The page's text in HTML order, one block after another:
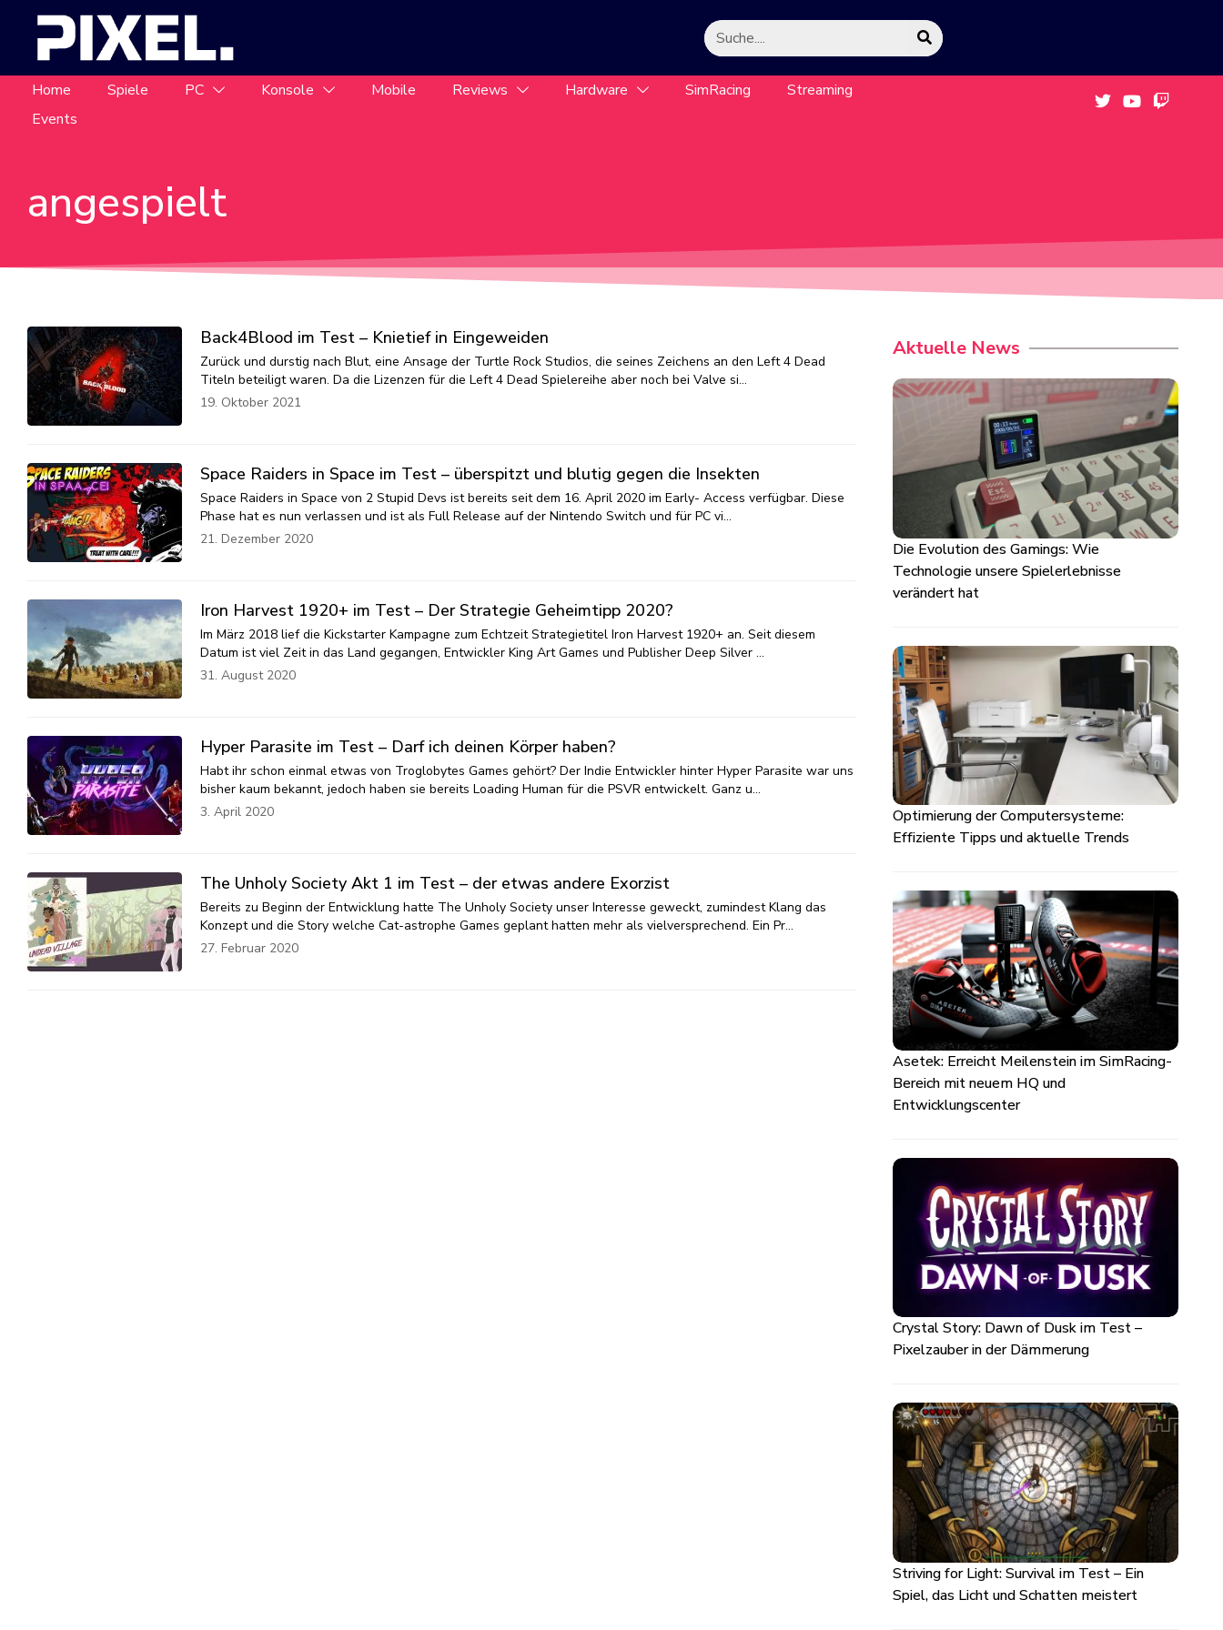
Home Spiele PC Konsole Mobile Reviews Hardware SimRacing
Streaming
Events
angespielt
Back4Blood im Test – Knietief in Eingeweiden
Zurück und durstig nach Blut, eine Ansage der Turtle Rock Studios, die seines Zeichens an den Left 4 Dead
Titeln beteiligt waren. Da die Lizenzen für die Left 4 Dead Spielereihe aber noch bei Valve si…
19. Oktober 2021
Space Raiders in Space im Test – überspitzt und blutig gegen die Insekten
Space Raiders in Space von 2 Stupid Devs ist bereits seit dem 16. April 2020 im Early- Access verfügbar. Diese
Phase hat es nun verlassen und ist als Full Release auf der Nintendo Switch und für PC vi…
21. Dezember 2020
Iron Harvest 1920+ im Test – Der Strategie Geheimtipp 2020?
Im März 2018 lief die Kickstarter Kampagne zum Echtzeit Strategietitel Iron Harvest 1920+ an. Seit diesem
Datum ist viel Zeit in das Land gegangen, Entwickler King Art Games und Publisher Deep Silver …
31. August 2020
Hyper Parasite im Test – Darf ich deinen Körper haben?
Habt ihr schon einmal etwas von Troglobytes Games gehört? Der Indie Entwickler hinter Hyper Parasite war uns
bisher kaum bekannt, jedoch haben sie bereits Loading Human für die PSVR entwickelt. Ganz u…
3. April 2020
The Unholy Society Akt 1 im Test – der etwas andere Exorzist
Bereits zu Beginn der Entwicklung hatte The Unholy Society unser Interesse geweckt, zumindest Klang das
Konzept und die Story welche Cat-astrophe Games geplant hatten mehr als vielversprechend. Ein Pr…
27. Februar 2020
Aktuelle News
Die Evolution des Gamings: Wie
Technologie unsere Spielerlebnisse
verändert hat
Optimierung der Computersysteme:
Effiziente Tipps und aktuelle Trends
Asetek: Erreicht Meilenstein im SimRacing-
Bereich mit neuem HQ und
Entwicklungscenter
Crystal Story: Dawn of Dusk im Test –
Pixelzauber in der Dämmerung
Striving for Light: Survival im Test – Ein
Spiel, das Licht und Schatten meistert